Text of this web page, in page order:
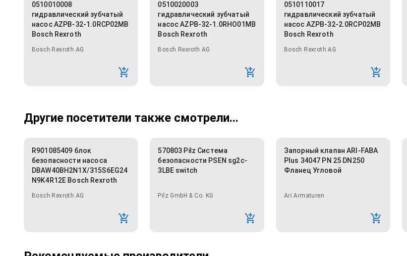
0510010008
гидравлический зубчатый
насос AZPB-32-1.0RCP02MB
Bosch Rexroth
Bosch Rexroth AG
0510020003
гидравлический зубчатый
насос AZPB-32-1.0RHO01MB
Bosch Rexroth
Bosch Rexroth AG
0510110017
гидравлический зубчатый
насос AZPB-32-2.0RCP02MB
Bosch Rexroth
Bosch Rexroth AG
Другие посетители также смотрели...
R901085409 блок
безопасности насоса
DBAW40BH2N1X/315S6EG24
N9K4R12E Bosch Rexroth
Bosch Rexroth AG
570803 Pilz Система
безопасности PSEN sg2c-
3LBE switch
Pilz GmbH & Co. KG
Запорный клапан ARI-FABA
Plus 34047 PN 25 DN250
Фланец Угловой
Ari Armaturen